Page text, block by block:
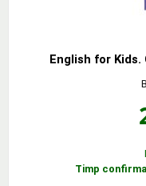
English for
Timp